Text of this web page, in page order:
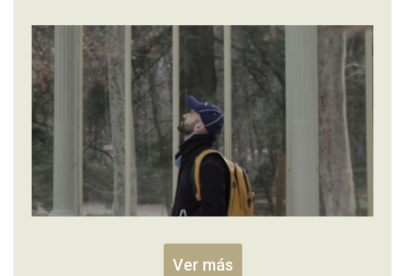
Ver más